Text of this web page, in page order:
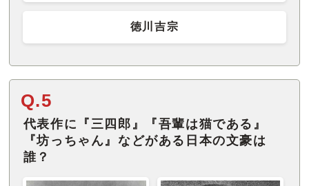
徳川吉宗
Q.5
代表作に『三四郎』『吾輩は猫である』
『坊っちゃん』などがある日本の文豪は
誰？